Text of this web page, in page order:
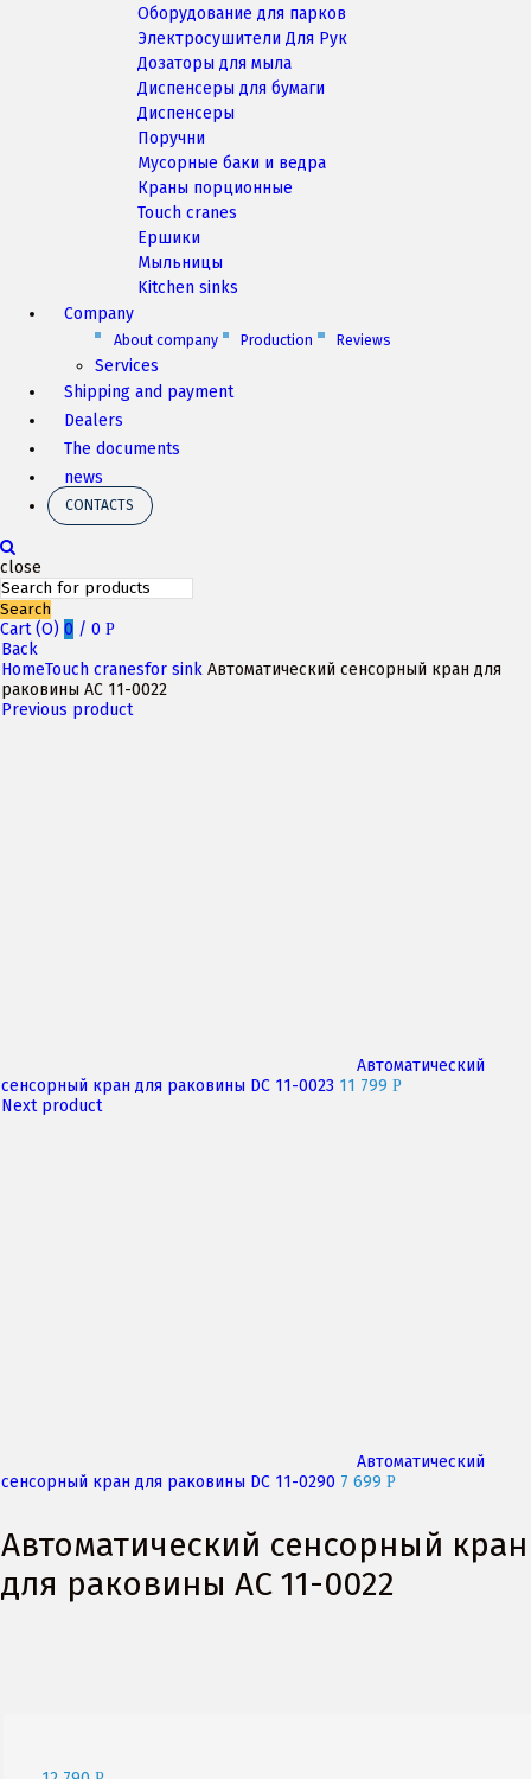
Оборудование для парков
Электросушители Для Рук
Дозаторы для мыла
Диспенсеры для бумаги
Диспенсеры
Поручни
Мусорные баки и ведра
Краны порционные
Touch cranes
Ершики
Мыльницы
Kitchen sinks
Company
About company Production Reviews
Services
Shipping and payment
Dealers
The documents
news
CONTACTS
close
Search
Cart (O) 0 / 0 P
Back
HomeTouch cranesfor sink Автоматический сенсорный кран для
раковины АС 11-0022
Previous product
Автоматический
сенсорный кран для раковины DC 11-0023 11 799 P
Next product
Автоматический
сенсорный кран для раковины DC 11-0290 7 699 P
Автоматический сенсорный кран
для раковины АС 11-0022